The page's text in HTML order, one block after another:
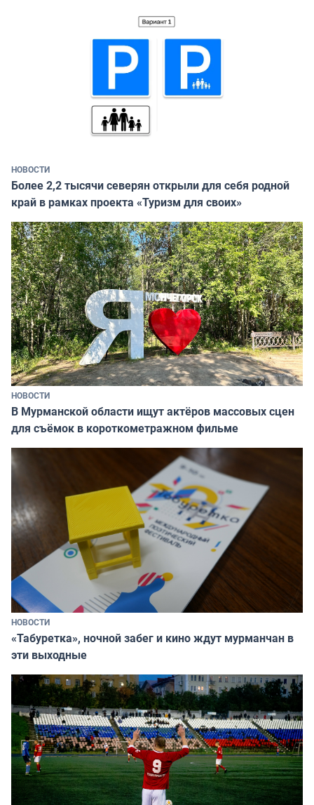
НОВОСТИ
Более 2,2 тысячи северян открыли для себя родной
край в рамках проекта «Туризм для своих»
НОВОСТИ
В Мурманской области ищут актёров массовых сцен
для съёмок в короткометражном фильме
НОВОСТИ
«Табуретка», ночной забег и кино ждут мурманчан в
эти выходные